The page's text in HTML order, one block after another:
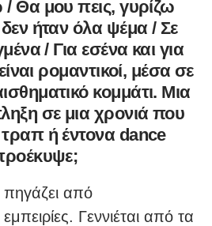
Θα μου πεις, γυρίζω
ήταν όλα ψέμα / Σε
/ Για εσένα και για
ρομαντικοί, μέσα σε
κομμάτι. Μια
σε μια χρονιά που
ή έντονα dance
από
Γεννιέται από τα